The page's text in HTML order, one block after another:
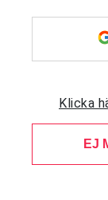
Klicka
EJ